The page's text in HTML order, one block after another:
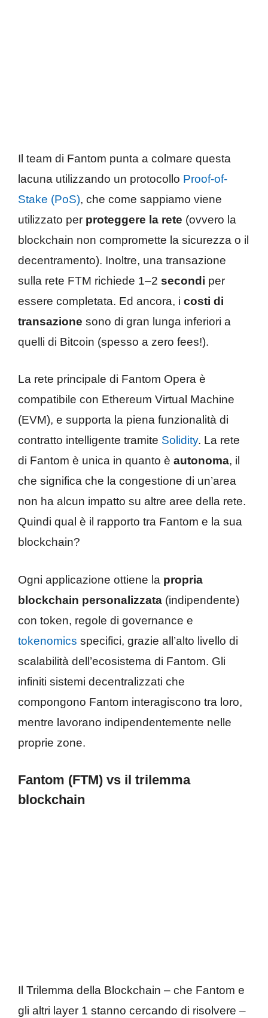
Il team di Fantom punta a colmare questa
lacuna utilizzando un protocollo Proof-of-
Stake (PoS), che come sappiamo viene
utilizzato per proteggere la rete (ovvero la
blockchain non compromette la sicurezza o il
decentramento). Inoltre, una transazione
sulla rete FTM richiede 1–2 secondi per
essere completata. Ed ancora, i costi di
transazione sono di gran lunga inferiori a
quelli di Bitcoin (spesso a zero fees!).
La rete principale di Fantom Opera è
compatibile con Ethereum Virtual Machine
(EVM), e supporta la piena funzionalità di
contratto intelligente tramite Solidity. La rete
di Fantom è unica in quanto è autonoma, il
che significa che la congestione di un’area
non ha alcun impatto su altre aree della rete.
Quindi qual è il rapporto tra Fantom e la sua
blockchain?
Ogni applicazione ottiene la propria
blockchain personalizzata (indipendente)
con token, regole di governance e
tokenomics specifici, grazie all’alto livello di
scalabilità dell’ecosistema di Fantom. Gli
infiniti sistemi decentralizzati che
compongono Fantom interagiscono tra loro,
mentre lavorano indipendentemente nelle
proprie zone.
Fantom (FTM) vs il trilemma
blockchain
Il Trilemma della Blockchain – che Fantom e
gli altri layer 1 stanno cercando di risolvere –